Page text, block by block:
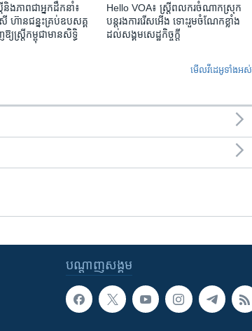
និងភាពជាអ្នកដឹកនាំ៖
ហ៊ានជន្នះគ្រប់ឧបសគ្គ
យស្រ្តីកម្ពុជាមានសិទ្ធិ
Hello VOA៖ ស្រ្តីពលករចំណាកស្រុក
បន្តរងការរើសអើង ទោះរួមចំណែកខ្លាំង
ដល់សង្គមសេដ្ឋកិច្ចក្តី
មើល​វីដេអូ​ទាំង​អស់
បណ្តាញ​សង្គម